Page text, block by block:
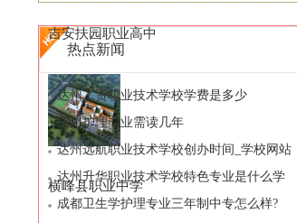
吉安扶园职业高中
横峰县职业中学
热点新闻
达州工贸职业技术学校学费是多少
四川护理专业需读几年
达州远航职业技术学校创办时间_学校网站
达州升华职业技术学校特色专业是什么学
费是多少
成都卫生学护理专业三年制中专怎么样?